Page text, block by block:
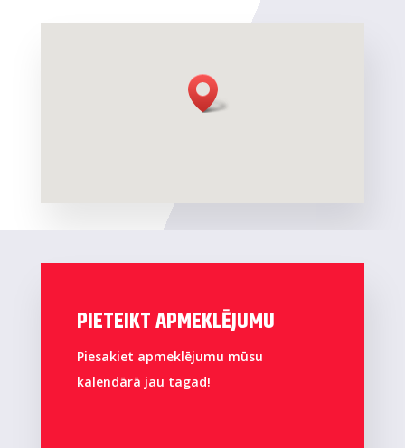
PIETEIKT APMEKLĒJUMU
Piesakiet apmeklējumu mūsu
kalendārā jau tagad!